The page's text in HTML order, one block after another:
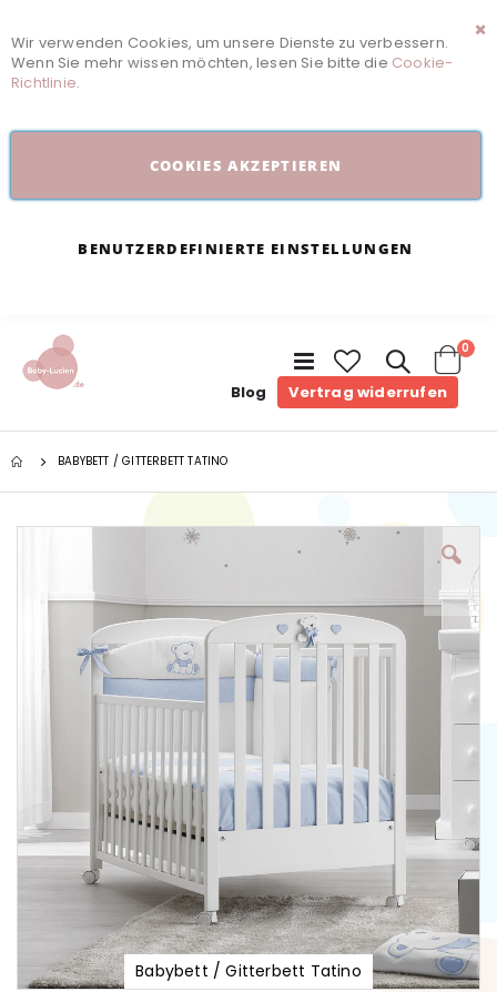
Wir verwenden Cookies, um unsere Dienste zu verbessern.
Wenn Sie mehr wissen möchten, lesen Sie bitte die Cookie-
Richtlinie.
COOKIES AKZEPTIEREN
BENUTZERDEFINIERTE EINSTELLUNGEN
Navigation
umschalten
Blog Vertrag widerrufenCart
0
BABYBETT / GITTERBETT TATINO
Zum
Bildgalerie
Babybett / Gitterbett Tatino